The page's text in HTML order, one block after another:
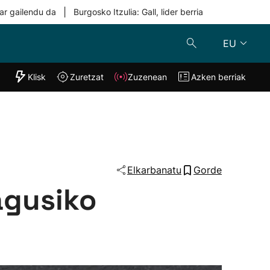
gailendu da Burgosko Itzulia: Gall, lider berria
EU
"Helmuga"
Klisk Zuzenean
Klisk Zuretzat Zuzenean Azken berriak
Elkarbanatu Gorde